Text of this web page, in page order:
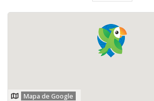
Mapa de Google